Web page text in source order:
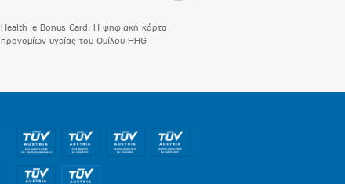
Health_e Bonus Card: H ψηφιακή κάρτα
προνομίων υγείας του Ομίλου HHG